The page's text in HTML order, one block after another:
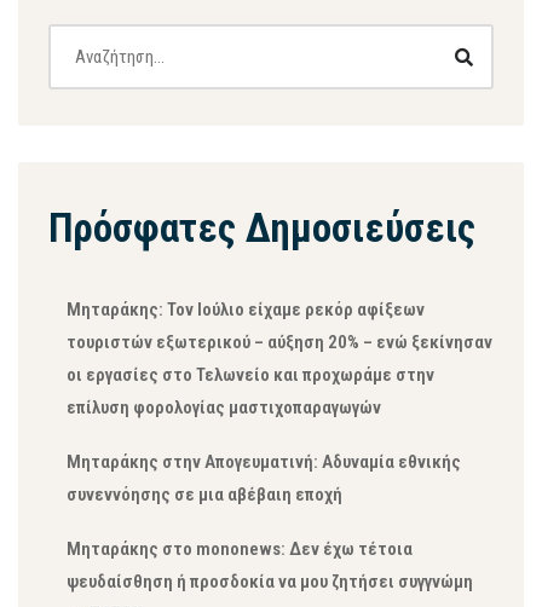
Πρόσφατες Δημοσιεύσεις
Μηταράκης: Τον Ιούλιο είχαμε ρεκόρ αφίξεων
τουριστών εξωτερικού – αύξηση 20% – ενώ ξεκίνησαν
οι εργασίες στο Τελωνείο και προχωράμε στην
επίλυση φορολογίας μαστιχοπαραγωγών
Μηταράκης στην Απογευματινή: Αδυναμία εθνικής
συνεννόησης σε μια αβέβαιη εποχή
Μηταράκης στο mononews: Δεν έχω τέτοια
ψευδαίσθηση ή προσδοκία να μου ζητήσει συγγνώμη